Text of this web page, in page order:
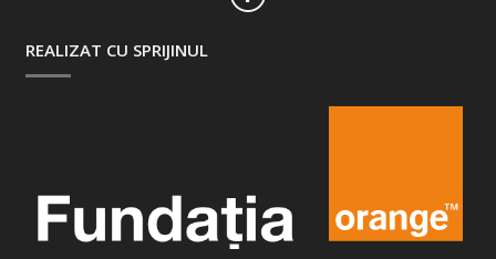
REALIZAT CU SPRIJINUL